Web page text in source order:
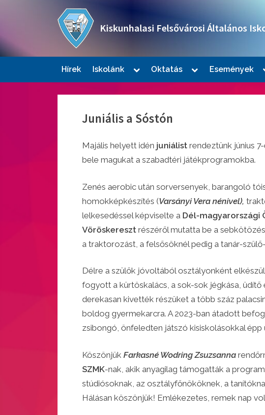
Kiskunhalasi Felsővárosi Általános
Hírek Iskolánk
Toggle
menu
Toggle
menu
Toggle
sub-
Oktatás
Toggle
menu
Események
Juniális a Sóstón
Majális helyett idén juniálist rendeztünk június
bele magukat a szabadtéri játékprogramokba.
Zenés aerobic után sorversenyek, barangoló
homokképkészítés (Varsányi Vera nénivel),
lelkesedéssel képviselte a Dél-magyarországi
Vöröskereszt részéről mutatta be a
a traktorozást, a felsősöknél pedig a tanár-
Délre a szülők jóvoltából osztályonként
fogyott a kürtöskalács, a sok-sok jégkása, üdítő
derekasan kivették részüket a több száz
boldog gyermekarcra. A 2023-ban átadott
zsibongó, önfeledten játszó kisiskolásokkal épp
Köszönjük Farkasné Wodring Zsuzsanna
SZMK-nak, akik anyagilag támogatták a
stúdiósoknak, az osztályfőnököknek, a
Hálásan köszönjük! Emlékezetes, remek nap